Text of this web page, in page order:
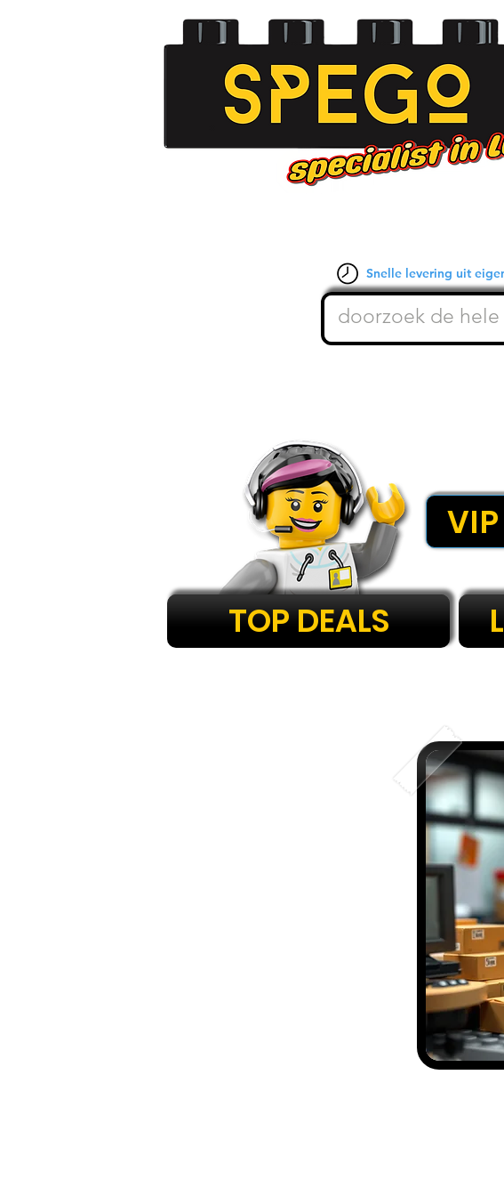
Snelle levering uit
TOP DEALS